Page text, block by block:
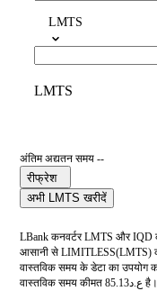
LMTS
LMTS
अंतिम अद्यतन समय --
रीफ्रेश
अभी LMTS खरीदें
LBank कनवर्टर LMTS और IQD
आसानी से LIMITLESS(LMTS)
वास्तविक समय के डेटा का उपयोग
वास्तविक समय कीमत ع.د85.13 है। चूँकि क्रिप्टोकरेंसी की कीमतों में अक्सर उतार-चढ़ाव होता